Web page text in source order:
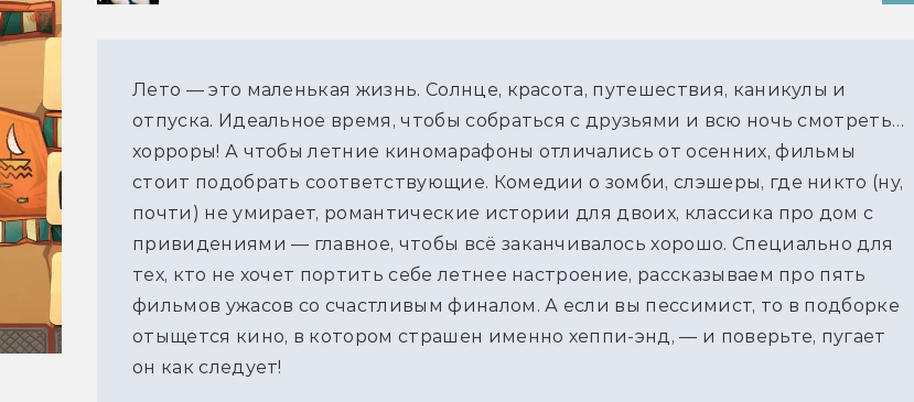
Лето — это маленькая жизнь. Солнце, красота, путешествия, каникулы и
отпуска. Идеальное время, чтобы собраться с друзьями и всю ночь смотреть…
хорроры! А чтобы летние киномарафоны отличались от осенних, фильмы
стоит подобрать соответствующие. Комедии о зомби, слэшеры, где никто (ну,
почти) не умирает, романтические истории для двоих, классика про дом с
привидениями — главное, чтобы всё заканчивалось хорошо. Специально для
тех, кто не хочет портить себе летнее настроение, рассказываем про пять
фильмов ужасов со счастливым финалом. А если вы пессимист, то в подборке
отыщется кино, в котором страшен именно хеппи-энд, — и поверьте, пугает
он как следует!